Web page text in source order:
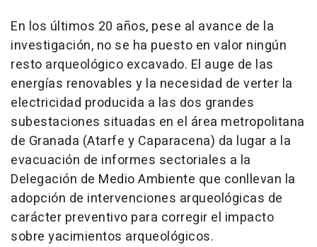
En los últimos 20 años, pese al avance de la
investigación, no se ha puesto en valor ningún
resto arqueológico excavado. El auge de las
energías renovables y la necesidad de verter la
electricidad producida a las dos grandes
subestaciones situadas en el área metropolitana
de Granada (Atarfe y Caparacena) da lugar a la
evacuación de informes sectoriales a la
Delegación de Medio Ambiente que conllevan la
adopción de intervenciones arqueológicas de
carácter preventivo para corregir el impacto
sobre yacimientos arqueológicos.